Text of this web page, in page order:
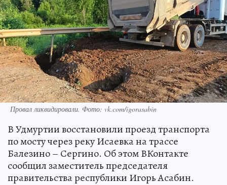
Провал ликвидировали. Фото: vk.com/igorasabin
В Удмуртии восстановили проезд транспорта
по мосту через реку Исаевка на трассе
Балезино – Сергино. Об этом ВКонтакте
сообщил заместитель председателя
правительства республики Игорь Асабин.